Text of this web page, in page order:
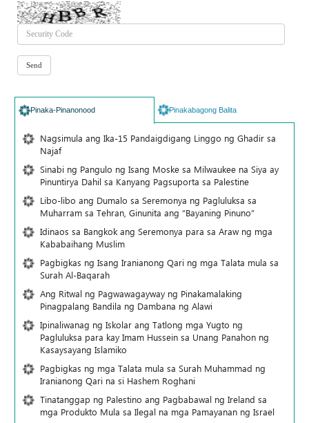
Pinaka-Pinanonood Pinakabagong Balita
Nagsimula ang Ika-15 Pandaigdigang Linggo ng Ghadir sa
Najaf
Sinabi ng Pangulo ng Isang Moske sa Milwaukee na Siya ay
Pinuntirya Dahil sa Kanyang Pagsuporta sa Palestine
Libo-libo ang Dumalo sa Seremonya ng Pagluluksa sa
Muharram sa Tehran, Ginunita ang “Bayaning Pinuno”
Idinaos sa Bangkok ang Seremonya para sa Araw ng mga
Kababaihang Muslim
Pagbigkas ng Isang Iranianong Qari ng mga Talata mula sa
Surah Al-Baqarah
Ang Ritwal ng Pagwawagayway ng Pinakamalaking
Pinagpalang Bandila ng Dambana ng Alawi
Ipinaliwanag ng Iskolar ang Tatlong mga Yugto ng
Pagluluksa para kay Imam Hussein sa Unang Panahon ng
Kasaysayang Islamiko
Pagbigkas ng mga Talata mula sa Surah Muhammad ng
Iranianong Qari na si Hashem Roghani
Tinatanggap ng Palestino ang Pagbabawal ng Ireland sa
mga Produkto Mula sa Ilegal na mga Pamayanan ng Israel